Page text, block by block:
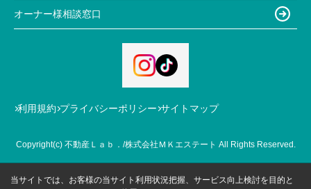
オーナー様相談窓口
利用規約 プライバシーポリシー サイトマップ
Copyright(c) 不動産Ｌａｂ．/株式会社ＭＫエステート All Rights Reserved.
当サイトでは、お客様の当サイト利用状況把握、サービス向上検討を目的と